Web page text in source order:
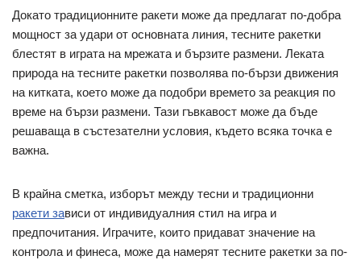
Докато традиционните ракети може да предлагат по-добра
мощност за удари от основната линия, тесните ракетки
блестят в играта на мрежата и бързите размени. Леката
природа на тесните ракетки позволява по-бързи движения
на китката, което може да подобри времето за реакция по
време на бързи размени. Тази гъвкавост може да бъде
решаваща в състезателни условия, където всяка точка е
важна.
В крайна сметка, изборът между тесни и традиционни
ракети зависи от индивидуалния стил на игра и
предпочитания. Играчите, които придават значение на
контрола и финеса, може да намерят тесните ракетки за по-